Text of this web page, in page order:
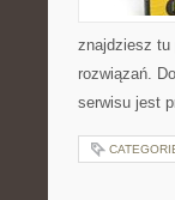
znajdziesz tu
rozwiązań.
serwisu jest